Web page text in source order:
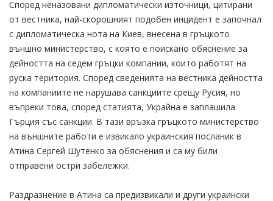
Според неназовани дипломатически източници, цитирани
от вестника, най-скорошният подобен инцидент е започнал
с дипломатическа нота на Киев, внесена в гръцкото
външно министерство, с която е поискано обяснение за
дейността на седем гръцки компании, които работят на
руска територия. Според сведенията на вестника дейността
на компаниите не нарушава санкциите срещу Русия, но
въпреки това, според статията, Украйна е заплашила
Гърция със санкции. В тази връзка гръцкото министерство
на външните работи е извикало украинския посланик в
Атина Сергей Шутенко за обяснения и са му били
отправени остри забележки.
Раздразнение в Атина са предизвикали и други украински